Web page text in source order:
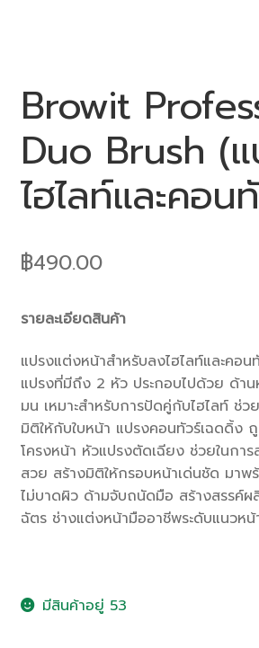
Browit
Duo Brush (
ไฮไลท์และคอน
฿490.00
รายละเอียดสินค้า
แปรงแต่งหน้าสำหรับลงไฮไลท์และคอ
แปรงที่มีถึง 2 หัว ประกอบไปด้วย ด้า
มน เหมาะสำหรับการปัดคู่กับไฮไลท์ ช่ว
มิติให้กับใบหน้า แปรงคอนทัวร์เฉดดิ้ง
โครงหน้า หัวแปรงตัดเฉียง ช่วยในการ
สวย สร้างมิติให้กรอบหน้าเด่นชัด มาพ
ไม่บาดผิว ด้ามจับถนัดมือ สร้างสรรค์
ฉัตร ช่างแต่งหน้ามืออาชีพระดับแนวหน้
มีสินค้าอยู่ 53